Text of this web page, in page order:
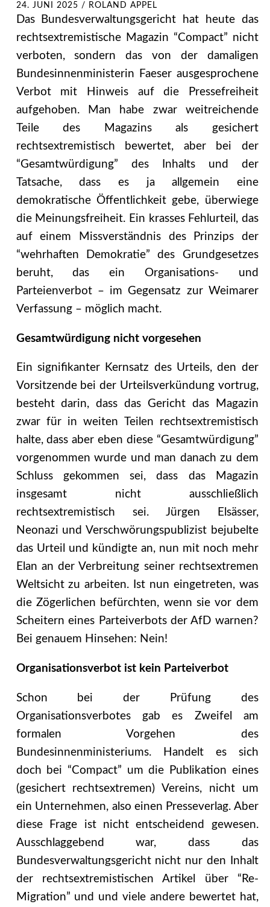
24. JUNI 2025 / ROLAND APPEL
Das Bundesverwaltungsgericht hat heute das
rechtsextremistische Magazin “Compact” nicht
verboten, sondern das von der damaligen
Bundesinnenministerin Faeser ausgesprochene
Verbot mit Hinweis auf die Pressefreiheit
aufgehoben. Man habe zwar weitreichende
Teile des Magazins als gesichert
rechtsextremistisch bewertet, aber bei der
“Gesamtwürdigung” des Inhalts und der
Tatsache, dass es ja allgemein eine
demokratische Öffentlichkeit gebe, überwiege
die Meinungsfreiheit. Ein krasses Fehlurteil, das
auf einem Missverständnis des Prinzips der
“wehrhaften Demokratie” des Grundgesetzes
beruht, das ein Organisations- und
Parteienverbot – im Gegensatz zur Weimarer
Verfassung – möglich macht.
Gesamtwürdigung nicht vorgesehen
Ein signifikanter Kernsatz des Urteils, den der
Vorsitzende bei der Urteilsverkündung vortrug,
besteht darin, dass das Gericht das Magazin
zwar für in weiten Teilen rechtsextremistisch
halte, dass aber eben diese “Gesamtwürdigung”
vorgenommen wurde und man danach zu dem
Schluss gekommen sei, dass das Magazin
insgesamt nicht ausschließlich
rechtsextremistisch sei. Jürgen Elsässer,
Neonazi und Verschwörungspublizist bejubelte
das Urteil und kündigte an, nun mit noch mehr
Elan an der Verbreitung seiner rechtsextremen
Weltsicht zu arbeiten. Ist nun eingetreten, was
die Zögerlichen befürchten, wenn sie vor dem
Scheitern eines Parteiverbots der AfD warnen?
Bei genauem Hinsehen: Nein!
Organisationsverbot ist kein Parteiverbot
Schon bei der Prüfung des
Organisationsverbotes gab es Zweifel am
formalen Vorgehen des
Bundesinnenministeriums. Handelt es sich
doch bei “Compact” um die Publikation eines
(gesichert rechtsextremen) Vereins, nicht um
ein Unternehmen, also einen Presseverlag. Aber
diese Frage ist nicht entscheidend gewesen.
Ausschlaggebend war, dass das
Bundesverwaltungsgericht nicht nur den Inhalt
der rechtsextremistischen Artikel über “Re-
Migration” und und viele andere bewertet hat,